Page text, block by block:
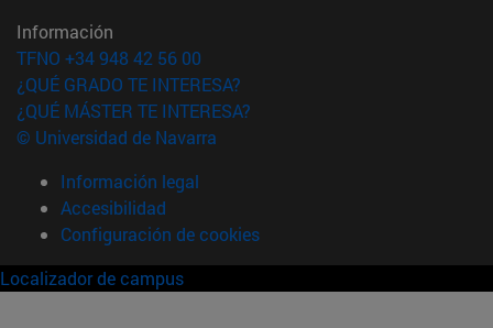
Información
TFNO +34 948 42 56 00
¿QUÉ GRADO TE INTERESA?
¿QUÉ MÁSTER TE INTERESA?
© Universidad de Navarra
Información legal
Accesibilidad
Configuración de cookies
Localizador de campus